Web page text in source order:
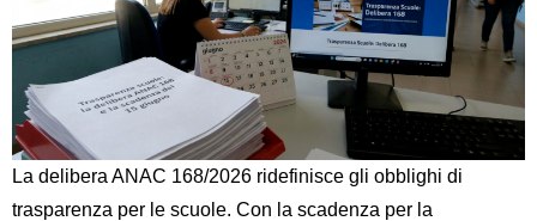
La delibera ANAC 168/2026 ridefinisce gli obblighi di
trasparenza per le scuole. Con la scadenza per la